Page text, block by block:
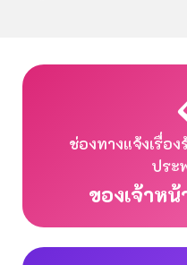
ช่องทางแจ้งเรื่อ
ประ
ของเจ้าห